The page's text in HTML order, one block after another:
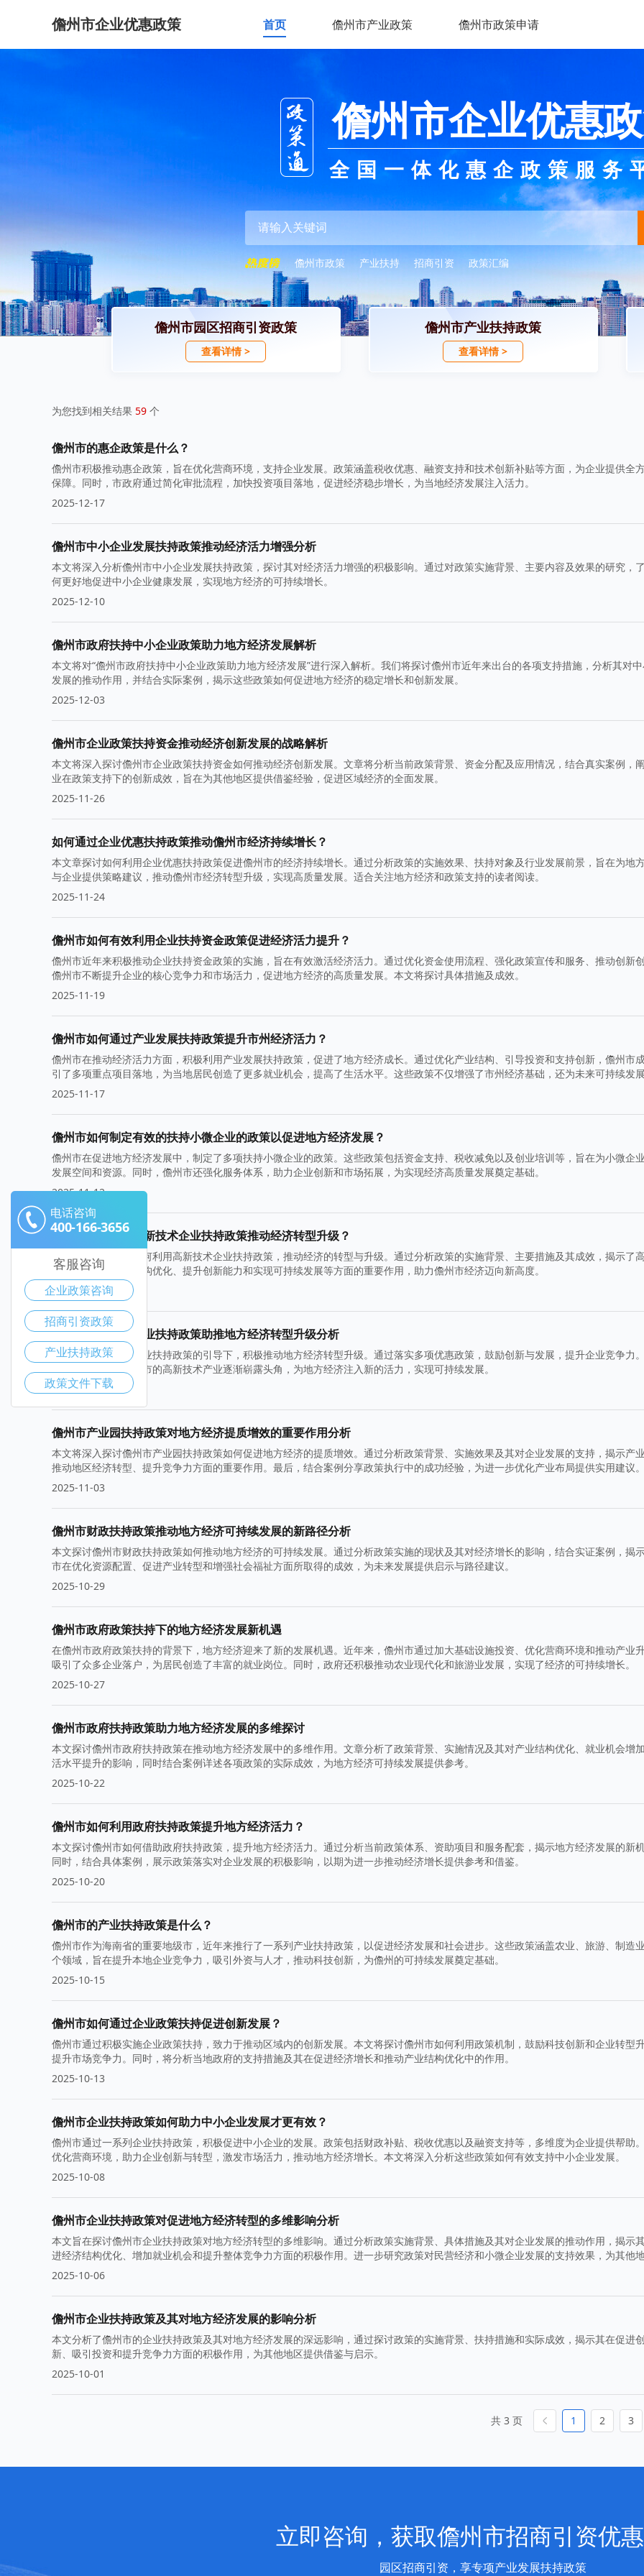
儋州市企业优惠政策 首页 儋州市产业政策 儋州市政策申请
儋州市企业优惠
全国一体化惠企政策服务
儋州市政策 产业扶持 招商引资 政策汇编
儋州市园区招商引资政策
查看详情 >
儋州市产业扶持政策
查看详情 >
为您找到相关结果 59 个
儋州市的惠企政策是什么？
儋州市积极推动惠企政策，旨在优化营商环境，支持企业发展。政策涵盖税收优惠、融资支持和技术创新补贴等方面，为企业提供全
保障。同时，市政府通过简化审批流程，加快投资项目落地，促进经济稳步增长，为当地经济发展注入活力。
2025-12-17
儋州市中小企业发展扶持政策推动经济活力增强分析
本文将深入分析儋州市中小企业发展扶持政策，探讨其对经济活力增强的积极影响。通过对政策实施背景、主要内容及效果的研究，
何更好地促进中小企业健康发展，实现地方经济的可持续增长。
2025-12-10
儋州市政府扶持中小企业政策助力地方经济发展解析
本文将对“儋州市政府扶持中小企业政策助力地方经济发展”进行深入解析。我们将探讨儋州市近年来出台的各项支持措施，分析其对
发展的推动作用，并结合实际案例，揭示这些政策如何促进地方经济的稳定增长和创新发展。
2025-12-03
儋州市企业政策扶持资金推动经济创新发展的战略解析
本文将深入探讨儋州市企业政策扶持资金如何推动经济创新发展。文章将分析当前政策背景、资金分配及应用情况，结合真实案例，
业在政策支持下的创新成效，旨在为其他地区提供借鉴经验，促进区域经济的全面发展。
2025-11-26
如何通过企业优惠扶持政策推动儋州市经济持续增长？
本文章探讨如何利用企业优惠扶持政策促进儋州市的经济持续增长。通过分析政策的实施效果、扶持对象及行业发展前景，旨在为地
与企业提供策略建议，推动儋州市经济转型升级，实现高质量发展。适合关注地方经济和政策支持的读者阅读。
2025-11-24
儋州市如何有效利用企业扶持资金政策促进经济活力提升？
儋州市近年来积极推动企业扶持资金政策的实施，旨在有效激活经济活力。通过优化资金使用流程、强化政策宣传和服务、推动创新创
儋州市不断提升企业的核心竞争力和市场活力，促进地方经济的高质量发展。本文将探讨具体措施及成效。
2025-11-19
儋州市如何通过产业发展扶持政策提升市州经济活力？
儋州市在推动经济活力方面，积极利用产业发展扶持政策，促进了地方经济成长。通过优化产业结构、引导投资和支持创新，儋州市
引了多项重点项目落地，为当地居民创造了更多就业机会，提高了生活水平。这些政策不仅增强了市州经济基础，还为未来可持续发
了良好基础。
2025-11-17
儋州市如何制定有效的扶持小微企业的政策以促进地方经济发展？
儋州市在促进地方经济发展中，制定了多项扶持小微企业的政策。这些政策包括资金支持、税收减免以及创业培训等，旨在为小微企
发展空间和资源。同时，儋州市还强化服务体系，助力企业创新和市场拓展，为实现经济高质量发展奠定基础。
2025-11-12
儋州市如何借助高新技术企业扶持政策推动经济转型升级？
本文探讨了儋州市如何利用高新技术企业扶持政策，推动经济的转型与升级。通过分析政策的实施背景、主要措施及其成效，揭示了
术企业在促进产业结构优化、提升创新能力和实现可持续发展等方面的重要作用，助力儋州市经济迈向新高度。
2025-11-10
儋州市高新技术企业扶持政策助推地方经济转型升级分析
儋州市在高新技术企业扶持政策的引导下，积极推动地方经济转型升级。通过落实多项优惠政策，鼓励创新与发展，提升企业竞争力
种政策支持下，儋州市的高新技术产业逐渐崭露头角，为地方经济注入新的活力，实现可持续发展。
2025-11-05
儋州市产业园扶持政策对地方经济提质增效的重要作用分析
本文将深入探讨儋州市产业园扶持政策如何促进地方经济的提质增效。通过分析政策背景、实施效果及其对企业发展的支持，揭示产
推动地区经济转型、提升竞争力方面的重要作用。最后，结合案例分享政策执行中的成功经验，为进一步优化产业布局提供实用建议。
2025-11-03
儋州市财政扶持政策推动地方经济可持续发展的新路径分析
本文探讨儋州市财政扶持政策如何推动地方经济的可持续发展。通过分析政策实施的现状及其对经济增长的影响，结合实证案例，揭
市在优化资源配置、促进产业转型和增强社会福祉方面所取得的成效，为未来发展提供启示与路径建议。
2025-10-29
儋州市政府政策扶持下的地方经济发展新机遇
在儋州市政府政策扶持的背景下，地方经济迎来了新的发展机遇。近年来，儋州市通过加大基础设施投资、优化营商环境和推动产业升
吸引了众多企业落户，为居民创造了丰富的就业岗位。同时，政府还积极推动农业现代化和旅游业发展，实现了经济的可持续增长。
2025-10-27
儋州市政府扶持政策助力地方经济发展的多维探讨
本文探讨儋州市政府扶持政策在推动地方经济发展中的多维作用。文章分析了政策背景、实施情况及其对产业结构优化、就业机会增
活水平提升的影响，同时结合案例详述各项政策的实际成效，为地方经济可持续发展提供参考。
2025-10-22
儋州市如何利用政府扶持政策提升地方经济活力？
本文探讨儋州市如何借助政府扶持政策，提升地方经济活力。通过分析当前政策体系、资助项目和服务配套，揭示地方经济发展的新机
同时，结合具体案例，展示政策落实对企业发展的积极影响，以期为进一步推动经济增长提供参考和借鉴。
2025-10-20
儋州市的产业扶持政策是什么？
儋州市作为海南省的重要地级市，近年来推行了一系列产业扶持政策，以促进经济发展和社会进步。这些政策涵盖农业、旅游、制造
个领域，旨在提升本地企业竞争力，吸引外资与人才，推动科技创新，为儋州的可持续发展奠定基础。
2025-10-15
儋州市如何通过企业政策扶持促进创新发展？
儋州市通过积极实施企业政策扶持，致力于推动区域内的创新发展。本文将探讨儋州市如何利用政策机制，鼓励科技创新和企业转型升
提升市场竞争力。同时，将分析当地政府的支持措施及其在促进经济增长和推动产业结构优化中的作用。
2025-10-13
儋州市企业扶持政策如何助力中小企业发展才更有效？
儋州市通过一系列企业扶持政策，积极促进中小企业的发展。政策包括财政补贴、税收优惠以及融资支持等，多维度为企业提供帮助
优化营商环境，助力企业创新与转型，激发市场活力，推动地方经济增长。本文将深入分析这些政策如何有效支持中小企业发展。
2025-10-08
儋州市企业扶持政策对促进地方经济转型的多维影响分析
本文旨在探讨儋州市企业扶持政策对地方经济转型的多维影响。通过分析政策实施背景、具体措施及其对企业发展的推动作用，揭示
进经济结构优化、增加就业机会和提升整体竞争力方面的积极作用。进一步研究政策对民营经济和小微企业发展的支持效果，为其他
供借鉴。
2025-10-06
儋州市企业扶持政策及其对地方经济发展的影响分析
本文分析了儋州市的企业扶持政策及其对地方经济发展的深远影响，通过探讨政策的实施背景、扶持措施和实际成效，揭示其在促进
新、吸引投资和提升竞争力方面的积极作用，为其他地区提供借鉴与启示。
2025-10-01
共 3 页 1 2 3
电话咨询
400-166-3656
客服咨询
企业政策咨询
招商引资政策
产业扶持政策
政策文件下载
立即咨询，获取儋州市招商引资优
园区招商引资，享专项产业发展扶持政策